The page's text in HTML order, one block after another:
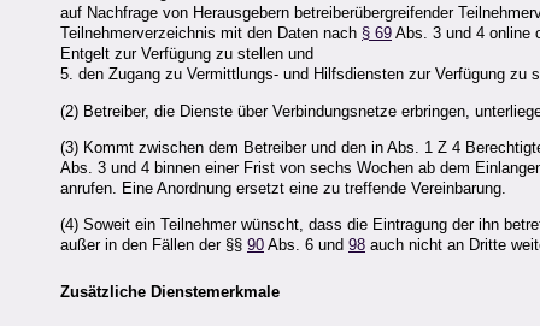
auf Nachfrage von Herausgebern betreiberübergreifender
Teilnehmerverzeichnis mit den Daten nach § 69 Abs. 3 und 4 online
Entgelt zur Verfügung zu stellen und
5. den Zugang zu Vermittlungs- und Hilfsdiensten zur Verfügung zu
(2) Betreiber, die Dienste über Verbindungsnetze erbringen,
(3) Kommt zwischen dem Betreiber und den in Abs. 1 Z 4
Abs. 3 und 4 binnen einer Frist von sechs Wochen ab dem
anrufen. Eine Anordnung ersetzt eine zu treffende Vereinbarung.
(4) Soweit ein Teilnehmer wünscht, dass die Eintragung der ihn
außer in den Fällen der §§ 90 Abs. 6 und 98 auch nicht an Dritte
Zusätzliche Dienstemerkmale